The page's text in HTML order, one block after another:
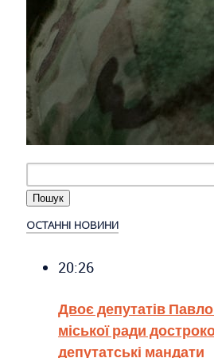
ОСТАННІ НОВИНИ
20:26
Двоє депутатів
міської ради
депутатські мандати